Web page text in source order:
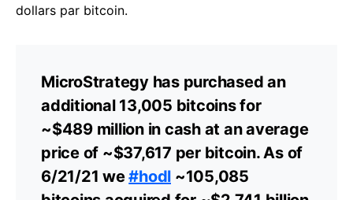
dollars par bitcoin.
MicroStrategy has purchased an
additional 13,005 bitcoins for
~$489 million in cash at an average
price of ~$37,617 per bitcoin. As of
6/21/21 we#hodl ~105,085